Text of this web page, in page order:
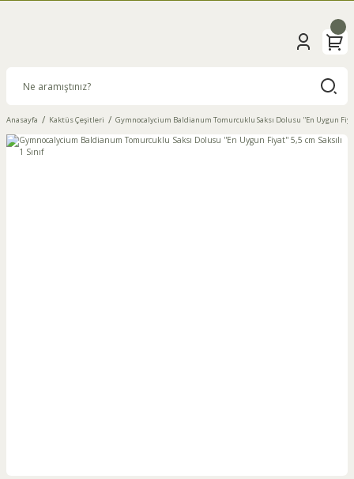
Anasayfa Kaktüs Çeşitleri Gymnocalycium Baldianum Tomurcuklu Saksı Dolusu ''En Uygun Fiyat''